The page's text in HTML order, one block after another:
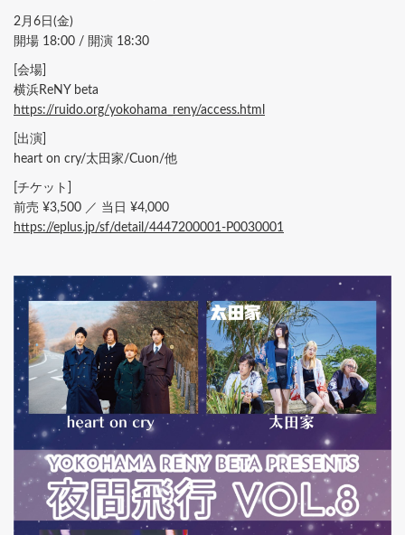
2月6日(金)
開場 18:00 / 開演 18:30
[会場]
横浜ReNY beta
https://ruido.org/yokohama_reny/access.html
[出演]
heart on cry/太田家/Cuon/他
[チケット]
前売 ¥3,500 ／ 当日 ¥4,000
https://eplus.jp/sf/detail/4447200001-P0030001